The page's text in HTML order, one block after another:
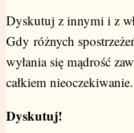
Dyskutuj z innymi i z
Gdy różnych
wyłania się mądrość
całkiem
Dyskutuj!